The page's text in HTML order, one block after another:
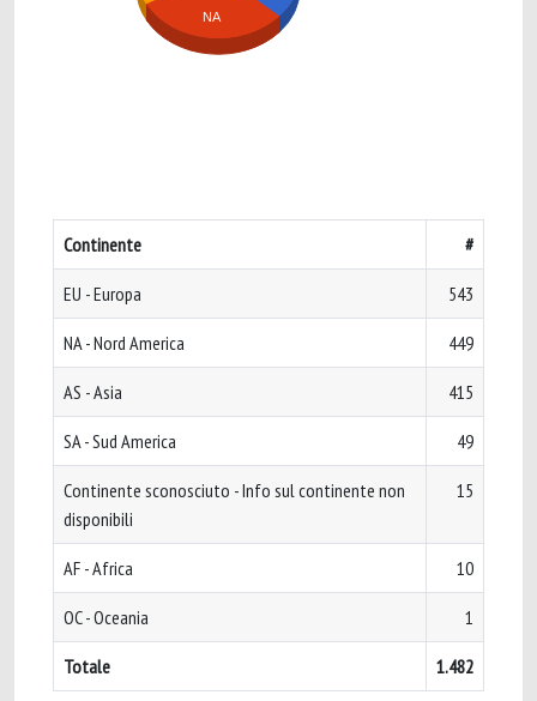
NA
Continente #
EU - Europa 543
NA - Nord America 449
AS - Asia 415
SA - Sud America 49
Continente sconosciuto - Info sul continente non
disponibili
15
AF - Africa 10
OC - Oceania 1
Totale 1.482